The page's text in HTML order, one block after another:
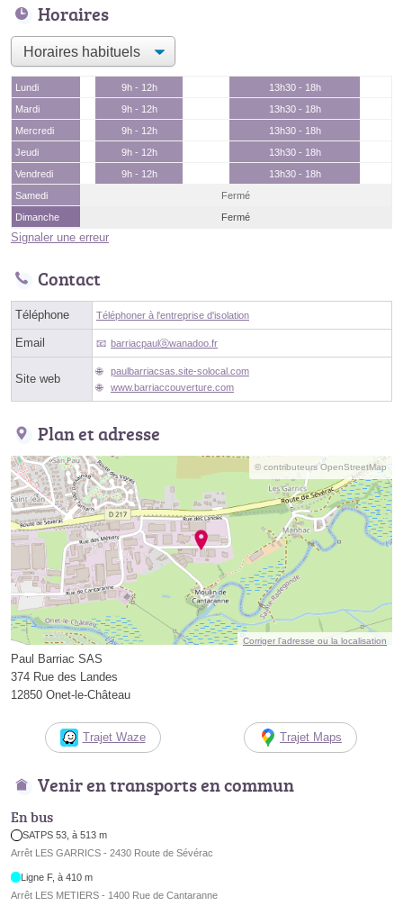
Horaires
Lundi 9h - 12h
13h30 - 18h
Mardi
9h - 12h
13h30 - 18h
Mercredi
9h - 12h
13h30 - 18h
Jeudi
9h - 12h
13h30 - 18h
Vendredi
9h - 12h
13h30 - 18h
Samedi
Fermé
Dimanche
Fermé
Signaler une erreur
Contact
Téléphone Téléphoner à l'entreprise d'isolation
Email barriacpaulⓐwanadoo.fr
Site web
paulbarriacsas.site-solocal.com
www.barriaccouverture.com
Plan et adresse
© contributeurs OpenStreetMap
Corriger l’adresse ou la localisation
Paul Barriac SAS
374 Rue des Landes
12850 Onet-le-Château
Trajet Waze Trajet Maps
Venir en transports en commun
En bus
SATPS 53, à 513 m
Arrêt LES GARRICS - 2430 Route de Sévérac
Ligne F, à 410 m
Arrêt LES METIERS - 1400 Rue de Cantaranne